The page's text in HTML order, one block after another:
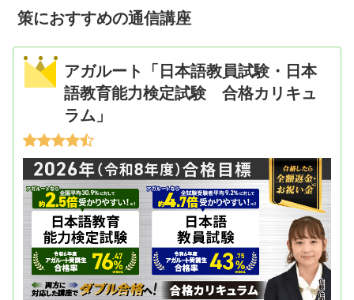
策におすすめの通信講座
アガルート「日本語教員試験・日本
語教育能力検定試験 合格カリキュ
ラム」